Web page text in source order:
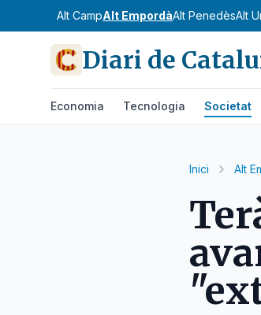
Alt CampAlt EmpordàAlt PenedèsAlt
Diari de
Economia Tecnologia Societat
Inici Alt